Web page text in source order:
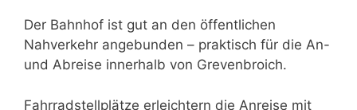
Der Bahnhof ist gut an den öffentlichen
Nahverkehr angebunden – praktisch für die An-
und Abreise innerhalb von Grevenbroich.
Fahrradstellplätze erleichtern die Anreise mit